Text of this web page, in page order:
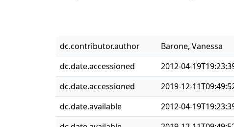
dc.contributor.author
Barone, Vanessa
dc.date.accessioned
2012-04-
dc.date.accessioned
2019-12-
dc.date.available
2012-04-